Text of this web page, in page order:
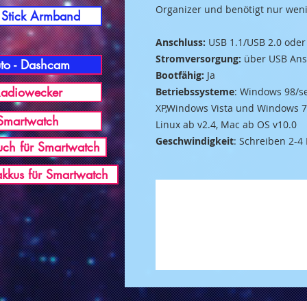
Organizer und benötigt nur
Anschluss: USB 1.1/USB 2.0
Stromversorgung: über USB
Bootfähig: Ja
Betriebssysteme: Windows 98/
XP,Windows Vista und Windows
Linux ab v2.4, Mac ab OS v10.0
Geschwindigkeit: Schreiben 2-4
Armband
- Dashcam
für Smartwatch
für Smartwatch